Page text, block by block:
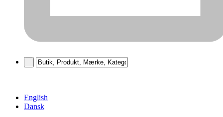
English
Dansk